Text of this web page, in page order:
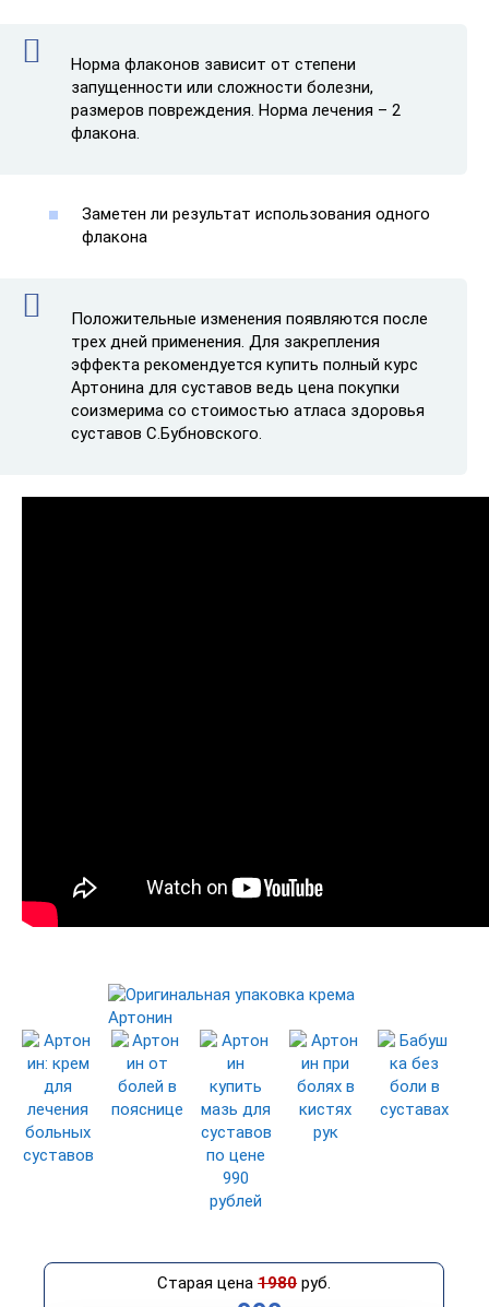
Норма флаконов зависит от степени
запущенности или сложности болезни,
размеров повреждения. Норма лечения – 2
флакона.
Заметен ли результат использования одного
флакона
Положительные изменения появляются после
трех дней применения. Для закрепления
эффекта рекомендуется купить полный курс
Артонина для суставов ведь цена покупки
соизмерима со стоимостью атласа здоровья
суставов С.Бубновского.
Старая цена1980 руб.